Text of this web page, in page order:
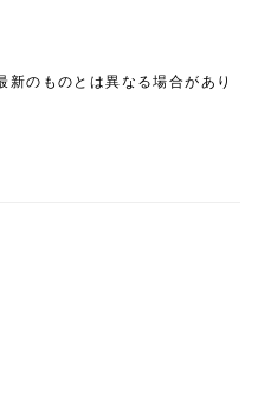
のものとは異なる場合があり